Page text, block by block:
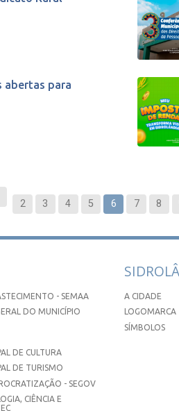
abertas para
2 3 4 5 6 7 8
- SEMAA
DO MUNICÍPIO
DE CULTURA
DE TURISMO
- SEGOV
CIÊNCIA E
A CIDADE
LOGOMARCA
SÍMBOLOS